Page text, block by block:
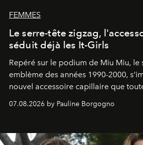
FEMMES
Le serre-tête zigzag,
séduit déjà les It-Girls
Repéré sur le podium de Miu Miu, le
emblème des années 1990-2000,
nouvel accessoire capillaire que
s'arrachent déjà.
07.08.2026 by Pauline Borgogno